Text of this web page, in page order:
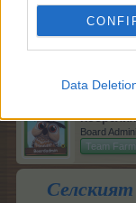
Data
11.7.23
Кобрелия
Board
Team